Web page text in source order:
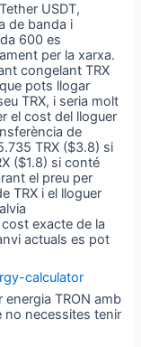
USDT,
de banda i
600 es
per la xarxa.
congelant TRX
pots llogar
TRX, i seria molt
el cost del lloguer
de
TRX ($3.8) si
($1.8) si conté
el preu per
TRX i el lloguer
exacte de la
actuals es pot
calculator
TRON amb
no necessites tenir